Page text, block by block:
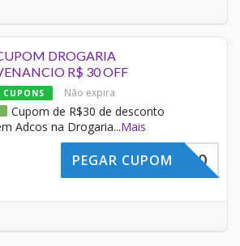
DROGARIA
R$ 30 OFF
CUPONS Não expira
Cupom de R$30 de desconto
Adcos na Drogaria...Mais
ADCOS30
PEGAR CUPOM